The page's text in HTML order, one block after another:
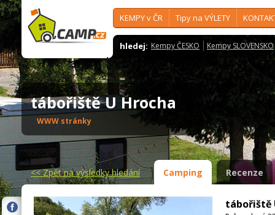
KEMPY v ČR Tipy na VÝLETY
hledej: Kempy ČESKO Kempy SLOVENSKO
tábořiště U Hrocha
WWW stránky
<<Zpět na výsledky hledání Camping Recenze
tábořiště